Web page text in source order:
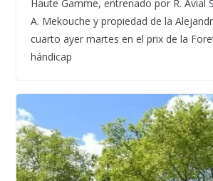
Haute Gamme, entrenado por R. Avial
A. Mekouche y propiedad de la
cuarto ayer martes en el prix de la
hándicap